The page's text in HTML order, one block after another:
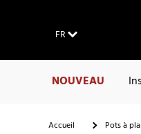
FR
NOUVEAU
Accueil Pots à